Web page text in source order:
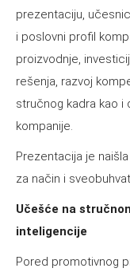
prezentaciju,
i poslovni profil
proizvodnje,
rešenja, razvoj
stručnog kadra kao i
kompanije.
Prezentacija je
za način i
Učešće na
inteligencije
Pored promotivnog